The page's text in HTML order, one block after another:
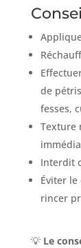
de
fesses,
Texture
Interdit
Éviter le
rincer
💡 Le